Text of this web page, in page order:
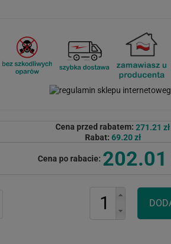
Cena przed rabatem: 271.21 zł
Rabat: 69.20 zł
Cena po rabacie: 202.01